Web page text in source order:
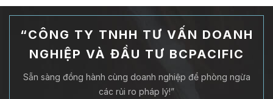
“CÔNG TY TNHH TƯ VẤN DOANH
NGHIỆP VÀ ĐẦU TƯ BCPACIFIC
Sẵn sàng đồng hành cùng doanh nghiệp để phòng ngừa
các rủi ro pháp lý!”